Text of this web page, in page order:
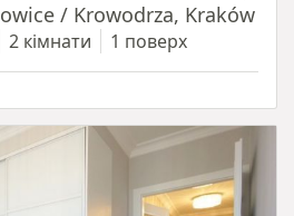
/ Krowodrza, Kraków
2 кімнати 1 поверх